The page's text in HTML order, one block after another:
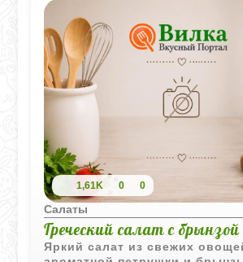
1,61K 0 0
Салаты
Греческий салат с брынзой
Яркий салат из свежих